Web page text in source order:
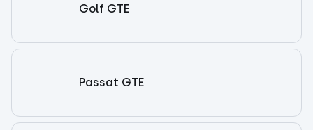
Golf GTE
Passat GTE